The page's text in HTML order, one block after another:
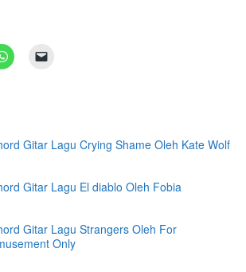
Gitar Lagu Crying Shame Oleh Kate Wolf
Gitar Lagu El diablo Oleh Fobia
Gitar Lagu Strangers Oleh For
Only